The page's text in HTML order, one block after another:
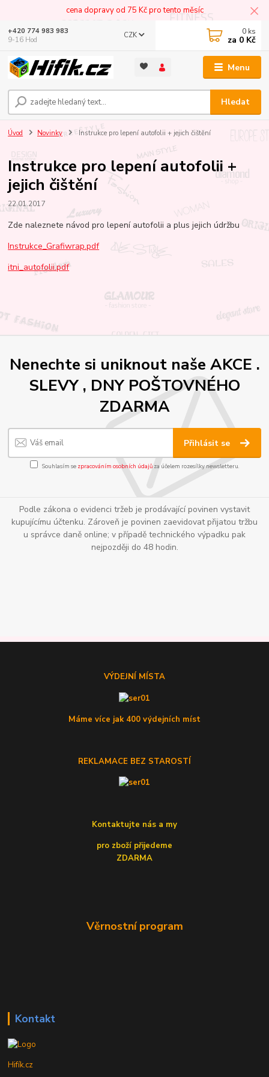
cena dopravy od 75 Kč pro tento měsíc
Menu
CZK
Hledat
+420 774 983 983
9-16 Hod
0 ks
za 0 Kč
Úvod Novinky Instrukce pro lepení autofolii + jejich čištění
Instrukce pro lepení autofolii +
jejich čištění
22.01.2017
Zde naleznete návod pro lepení autofolii a plus jejich údržbu
Instrukce_Grafiwrap.pdf
itni_autofolii.pdf
Nenechte si uniknout naše AKCE .
SLEVY , DNY POŠTOVNÉHO
ZDARMA
Přihlásit se
Souhlasím se zpracováním osobních údajůza účelem rozesílky newsletteru.
Podle zákona o evidenci tržeb je prodávající povinen vystavit
kupujícímu účtenku. Zároveň je povinen zaevidovat přijatou tržbu
u správce daně online; v případě technického výpadku pak
nejpozději do 48 hodin.
VÝDEJNÍ MÍSTA
Máme více jak 400 výdejních míst
REKLAMACE BEZ STAROSTÍ
Kontaktujte nás a my
pro zboží přijedeme
ZDARMA
Věrnostní program
Kontakt
Hifík.cz